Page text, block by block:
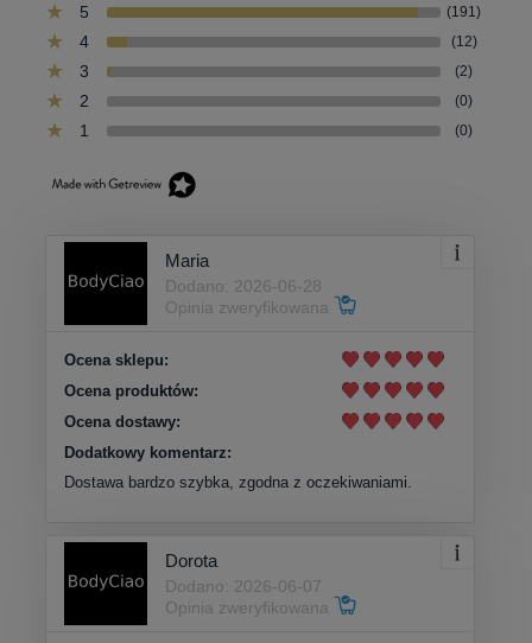
5 (191)
4 (12)
3 (2)
2 (0)
1 (0)
Maria
Dodano: 2026-06-28
Opinia zweryfikowana
Ocena sklepu:
Ocena produktów:
Ocena dostawy:
Dodatkowy komentarz:
Dostawa bardzo szybka, zgodna z oczekiwaniami.
Dorota
Dodano: 2026-06-07
Opinia zweryfikowana